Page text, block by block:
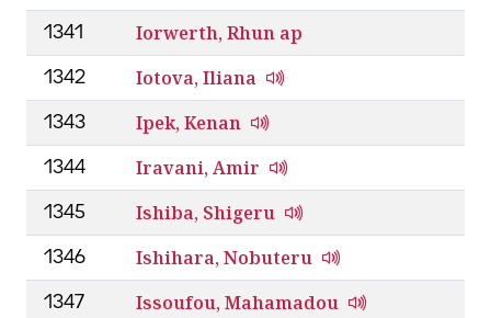
1341 Iorwerth, Rhun ap
1342 Iotova, Iliana
1343 Ipek, Kenan
1344 Iravani, Amir
1345 Ishiba, Shigeru
1346 Ishihara, Nobuteru
1347 Issoufou, Mahamadou